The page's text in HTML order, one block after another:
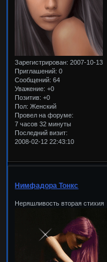
Зарегистрирован: 2007-10-13
Приглашений: 0
Сообщений: 64
Уважение: +0
Позитив: +0
Пол: Женский
Провел на форуме:
7 часов 32 минуты
Последний визит:
2008-02-12 22:43:10
Нимфадора Тонкс
Неряшливость вторая стихия